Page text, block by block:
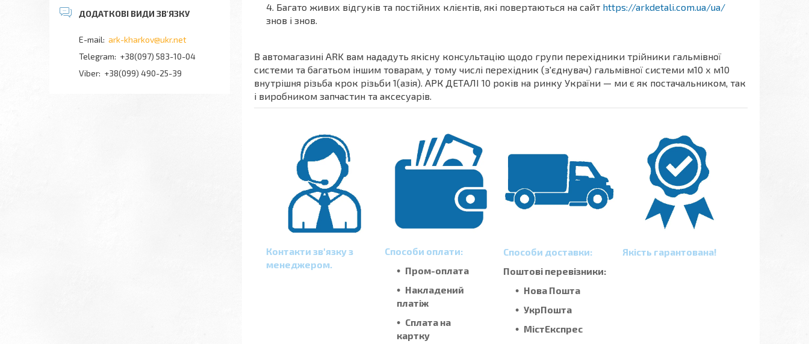
Багато живих відгуків та постійних клієнтів, які повертаються на сайт https://arkdetali.com.ua/ua/
знов і знов.
В автомагазині ARK вам нададуть якісну консультацію щодо групи перехідники трійники гальмівної
системи та багатьом іншим товарам, у тому числі перехідник (з'єднувач) гальмівної системи м10 х м10
внутрішня різьба крок різьби 1(азія). АРК ДЕТАЛІ 10 років на ринку України — ми є як постачальником, так
і виробником запчастин та аксесуарів.
Контакти зв'язку з
менеджером.
Способи оплати:
Пром-оплата
Накладений
платіж
Сплата на
картку
Способи доставки:
Поштові перевізники:
Нова Пошта
УкрПошта
МістЕкспрес
Якість гарантована!
ark-kharkov@ukr.net
+38(097) 583-10-04
+38(099) 490-25-39